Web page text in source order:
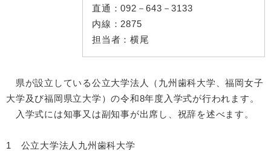
直通：092－643－3133
内線： 2875
担当者： 横尾
県が設立している公立大学法人（九州歯科大学、福岡女子
大学及び福岡県立大学）の令和8年度入学式が行われます。
入学式には知事又は副知事が出席し、祝辞を述べます。
1 公立大学法人九州歯科大学